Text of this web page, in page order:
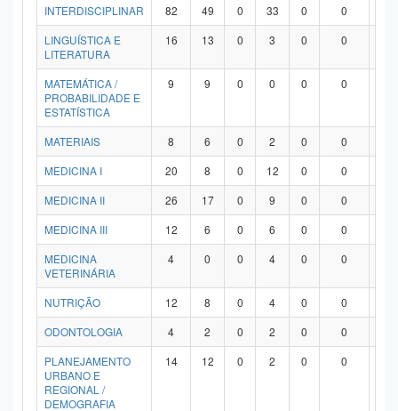
INTERDISCIPLINAR
82 49 0 33 0 0
LINGUÍSTICA E
LITERATURA
16 13 0 3 0 0
MATEMÁTICA /
PROBABILIDADE E
ESTATÍSTICA
9 9 0 0 0 0
MATERIAIS 8 6 0 2 0 0
MEDICINA I
20 8 0 12 0 0
MEDICINA II
26 17 0 9 0 0
MEDICINA III
12 6 0 6 0 0
MEDICINA
VETERINÁRIA
4 0 0 4 0 0
NUTRIÇÃO 12 8 0 4 0 0
ODONTOLOGIA
4 2 0 2 0 0
PLANEJAMENTO
URBANO E
REGIONAL /
DEMOGRAFIA
14 12 0 2 0 0